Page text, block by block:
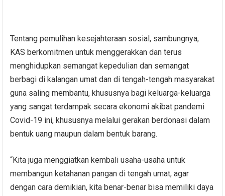
Tentang pemulihan kesejahteraan sosial, sambungnya,
KAS berkomitmen untuk menggerakkan dan terus
menghidupkan semangat kepedulian dan semangat
berbagi di kalangan umat dan di tengah-tengah masyarakat
guna saling membantu, khususnya bagi keluarga-keluarga
yang sangat terdampak secara ekonomi akibat pandemi
Covid-19 ini, khususnya melalui gerakan berdonasi dalam
bentuk uang maupun dalam bentuk barang.
“Kita juga menggiatkan kembali usaha-usaha untuk
membangun ketahanan pangan di tengah umat, agar
dengan cara demikian, kita benar-benar bisa memiliki daya